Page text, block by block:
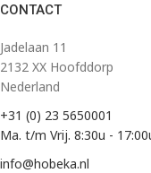
CONTACT
Jadelaan 11
2132 XX Hoofddorp
Nederland
+31 (0) 23 5650001
Ma. t/m Vrij. 8:30u -
info@hobeka.nl